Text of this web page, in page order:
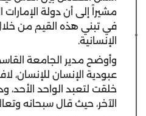
مشيراً إلى أن دولة
في تبني هذه القيم من
الإنسانية.
وأوضح مدير الجامعة
عبودية الإنسان للإنسان،
خلقت لتعبد الواحد الأحد،
الآخر، حيث قال سبحانه